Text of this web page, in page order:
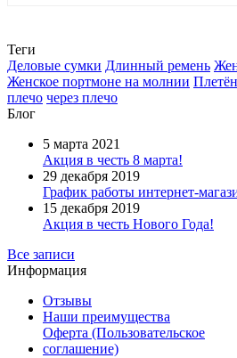
Теги
Деловые сумки Длинный ремень
Женское портмоне на молнии
плечо через плечо
Блог
5 марта 2021
Акция в честь 8 марта!
29 декабря 2019
График работы интернет-
15 декабря 2019
Акция в честь Нового Года!
Все записи
Информация
Отзывы
Наши преимущества
Оферта (Пользовательское
соглашение)